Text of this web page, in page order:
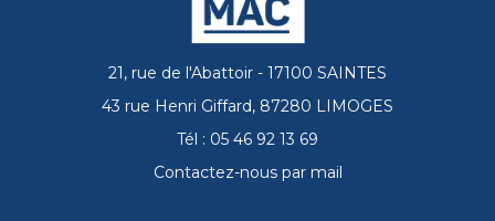
21, rue de l'Abattoir - 17100 SAINTES
43 rue Henri Giffard, 87280 LIMOGES
Tél : 05 46 92 13 69
Contactez-nous par mail